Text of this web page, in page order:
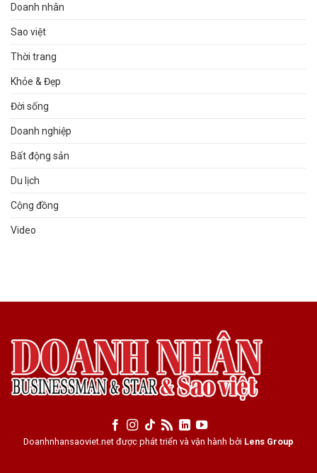
Doanh nhân
Sao việt
Thời trang
Khỏe & Đẹp
Đời sống
Doanh nghiệp
Bất động sản
Du lịch
Cộng đồng
Video
Doanhnhansaoviet.net được phát triển và vận hành bởi Lens Group